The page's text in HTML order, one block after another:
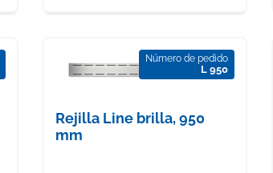
Número de pedido
L 950
Rejilla Line brilla, 950
mm